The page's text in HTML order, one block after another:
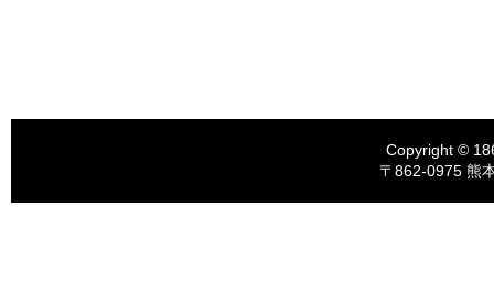
Copyright ©
〒862-0975 熊